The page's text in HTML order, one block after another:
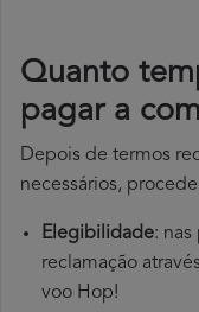
Quanto
pagar a
Depois de termos
necessários,
Elegibilidade: nas
reclamação
voo Hop!